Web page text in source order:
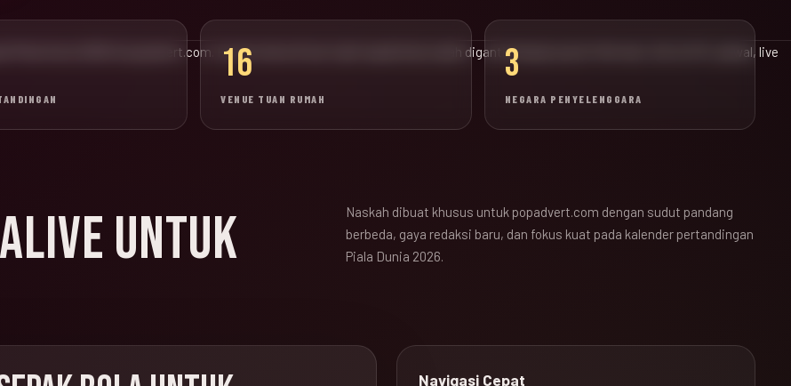
Piala Dunia 2026 di popadvert.com. Konten lama di luar topik sepak bola sudah diganti dengan pusat informasi JALALIVE, jadwal, live
16
VENUE TUAN RUMAH
3
NEGARA PENYELENGGARA
UNTUK
Naskah dibuat khusus untuk popadvert.com dengan sudut pandang
berbeda, gaya redaksi baru, dan fokus kuat pada kalender pertandingan
Piala Dunia 2026.
Navigasi Cepat